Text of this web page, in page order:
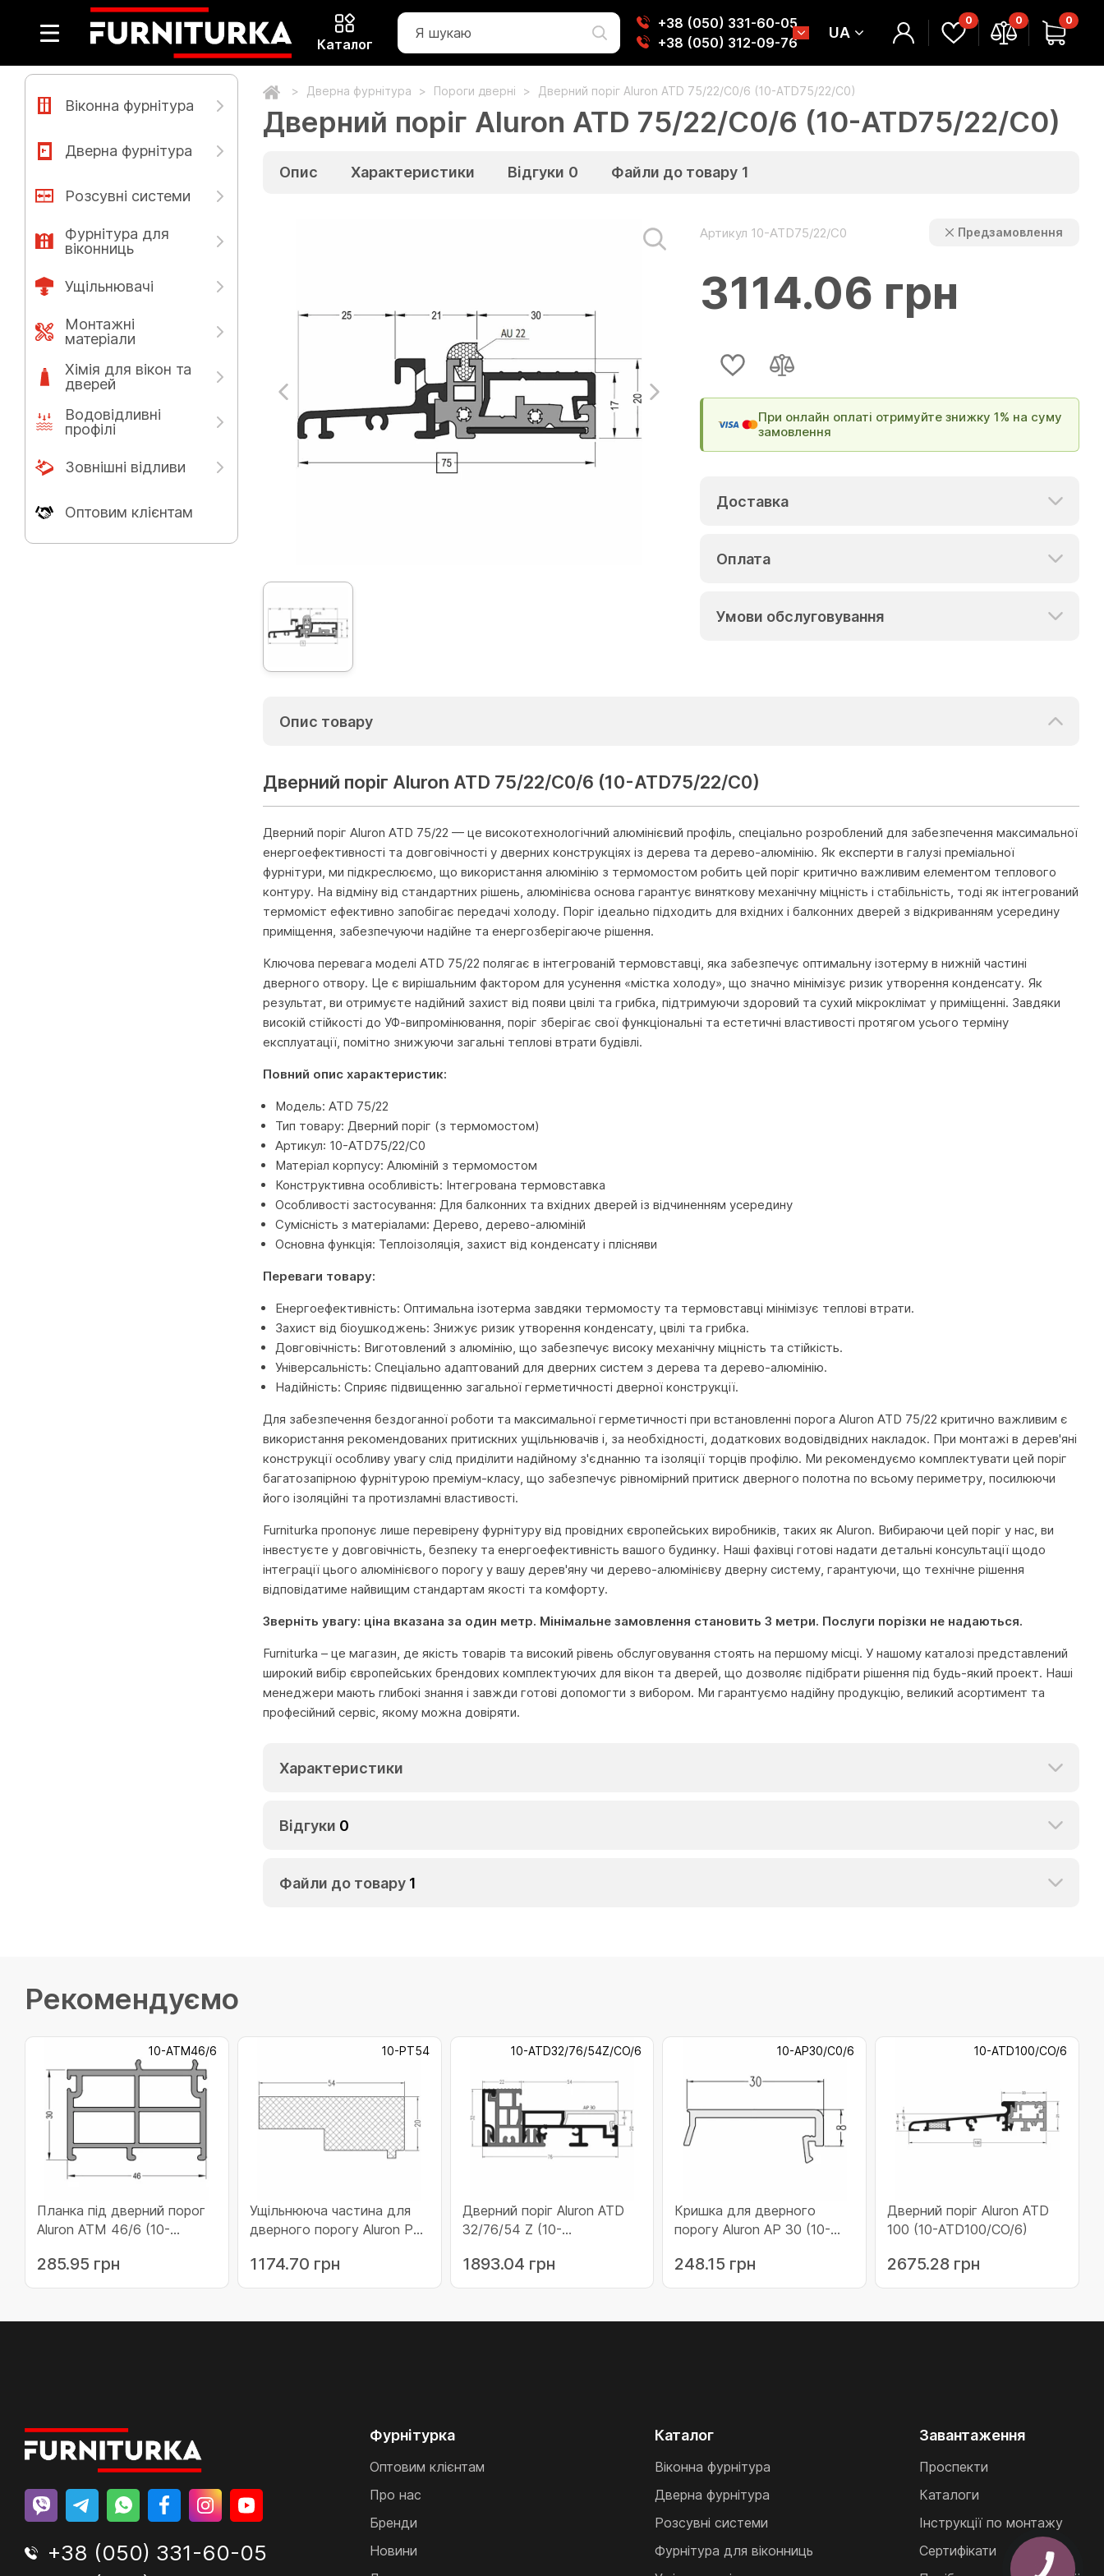
Каталог
+38 (050) 331-60-05
+38 (050) 312-09-76
UA
0 0 0
Віконна фурнітура
Дверна фурнітура
Розсувні системи
Фурнітура для
віконниць
Ущільнювачі
Монтажні
матеріали
Хімія для вікон та
дверей
Водовідливні
профілі
Зовнішні відливи
Оптовим клієнтам
Дверна фурнітура Пороги дверні Дверний поріг Aluron ATD 75/22/C0/6 (10-ATD75/22/C0)
Дверний поріг Aluron ATD 75/22/C0/6 (10-ATD75/22/C0)
Опис Характеристики Відгуки 0 Файли до товару 1
Артикул 10-ATD75/22/C0 Предзамовлення
3114.06 грн
При онлайн оплаті отримуйте знижку 1% на суму
замовлення
Доставка
Оплата
Умови обслуговування
Опис товару
Дверний поріг Aluron ATD 75/22/C0/6 (10-ATD75/22/C0)
Дверний поріг Aluron ATD 75/22 — це високотехнологічний алюмінієвий профіль, спеціально розроблений для забезпечення максимальної
енергоефективності та довговічності у дверних конструкціях із дерева та дерево-алюмінію. Як експерти в галузі преміальної
фурнітури, ми підкреслюємо, що використання алюмінію з термомостом робить цей поріг критично важливим елементом теплового
контуру. На відміну від стандартних рішень, алюмінієва основа гарантує виняткову механічну міцність і стабільність, тоді як інтегрований
термоміст ефективно запобігає передачі холоду. Поріг ідеально підходить для вхідних і балконних дверей з відкриванням усередину
приміщення, забезпечуючи надійне та енергозберігаюче рішення.
Ключова перевага моделі ATD 75/22 полягає в інтегрованій термовставці, яка забезпечує оптимальну ізотерму в нижній частині
дверного отвору. Це є вирішальним фактором для усунення «містка холоду», що значно мінімізує ризик утворення конденсату. Як
результат, ви отримуєте надійний захист від появи цвілі та грибка, підтримуючи здоровий та сухий мікроклімат у приміщенні. Завдяки
високій стійкості до УФ-випромінювання, поріг зберігає свої функціональні та естетичні властивості протягом усього терміну
експлуатації, помітно знижуючи загальні теплові втрати будівлі.
Повний опис характеристик:
Модель: ATD 75/22
Тип товару: Дверний поріг (з термомостом)
Артикул: 10-ATD75/22/C0
Матеріал корпусу: Алюміній з термомостом
Конструктивна особливість: Інтегрована термовставка
Особливості застосування: Для балконних та вхідних дверей із відчиненням усередину
Сумісність з матеріалами: Дерево, дерево-алюміній
Основна функція: Теплоізоляція, захист від конденсату і плісняви
Переваги товару:
Енергоефективність: Оптимальна ізотерма завдяки термомосту та термовставці мінімізує теплові втрати.
Захист від біоушкоджень: Знижує ризик утворення конденсату, цвілі та грибка.
Довговічність: Виготовлений з алюмінію, що забезпечує високу механічну міцність та стійкість.
Універсальність: Спеціально адаптований для дверних систем з дерева та дерево-алюмінію.
Надійність: Сприяє підвищенню загальної герметичності дверної конструкції.
Для забезпечення бездоганної роботи та максимальної герметичності при встановленні порога Aluron ATD 75/22 критично важливим є
використання рекомендованих притискних ущільнювачів і, за необхідності, додаткових водовідвідних накладок. При монтажі в дерев'яні
конструкції особливу увагу слід приділити надійному з'єднанню та ізоляції торців профілю. Ми рекомендуємо комплектувати цей поріг
багатозапірною фурнітурою преміум-класу, що забезпечує рівномірний притиск дверного полотна по всьому периметру, посилюючи
його ізоляційні та протизламні властивості.
Furniturka пропонує лише перевірену фурнітуру від провідних європейських виробників, таких як Aluron. Вибираючи цей поріг у нас, ви
інвестуєте у довговічність, безпеку та енергоефективність вашого будинку. Наші фахівці готові надати детальні консультації щодо
інтеграції цього алюмінієвого порогу у вашу дерев'яну чи дерево-алюмінієву дверну систему, гарантуючи, що технічне рішення
відповідатиме найвищим стандартам якості та комфорту.
Зверніть увагу: ціна вказана за один метр. Мінімальне замовлення становить 3 метри. Послуги порізки не надаються.
Furniturka – це магазин, де якість товарів та високий рівень обслуговування стоять на першому місці. У нашому каталозі представлений
широкий вибір європейських брендових комплектуючих для вікон та дверей, що дозволяє підібрати рішення під будь-який проект. Наші
менеджери мають глибокі знання і завжди готові допомогти з вибором. Ми гарантуємо надійну продукцію, великий асортимент та
професійний сервіс, якому можна довіряти.
Характеристики
Відгуки 0
Файли до товару 1
Рекомендуємо
10-ATM46/6
Планка під дверний порог
Aluron ATM 46/6 (10-
285.95 грн
10-PT54
Ущільнююча частина для
дверного порогу Aluron PT
1174.70 грн
10-ATD32/76/54Z/CO/6
Дверний поріг Aluron ATD
32/76/54 Z (10-
1893.04 грн
10-AP30/C0/6
Кришка для дверного
порогу Aluron AP 30 (10-
248.15 грн
10-ATD100/CO/6
Дверний поріг Aluron ATD
100 (10-ATD100/CO/6)
2675.28 грн
+38 (050) 331-60-05
Фурнітурка
Оптовим клієнтам
Про нас
Бренди
Новини
Каталог
Віконна фурнітура
Дверна фурнітура
Розсувні системи
Фурнітура для віконниць
Завантаження
Проспекти
Каталоги
Інструкції по монтажу
Сертифікати